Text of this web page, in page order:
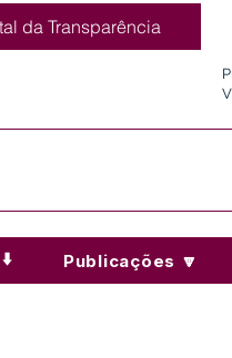
da Transparência
Publicações 🔽